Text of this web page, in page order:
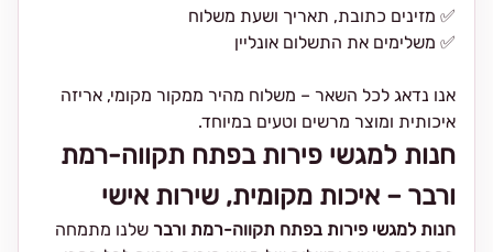
✅ מזינים כתובת, תאריך ושעת משלוח
✅ משלימים את התשלום אונליין
אנו נדאג לכל השאר – משלוח מהיר ממקור מקומי, אריזה
איכותית ומוצר מרשים וטעים במיוחד.
חנות למגשי פירות בפתח תקווה-רמת
ורבר – איכות מקומית, שירות אישי
חנות למגשי פירות בפתח תקווה-רמת ורבר שלנו מתמחה